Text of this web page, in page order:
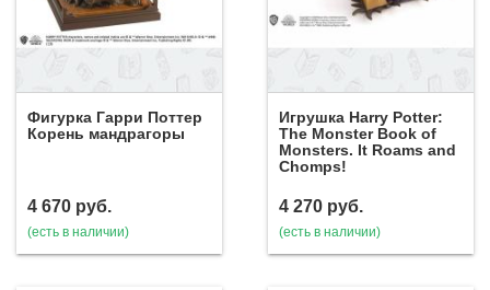
Фигурка Гарри Поттер
Корень мандрагоры
4 670 руб.
(есть в наличии)
Игрушка Harry Potter:
The Monster Book of
Monsters. It Roams and
Chomps!
4 270 руб.
(есть в наличии)